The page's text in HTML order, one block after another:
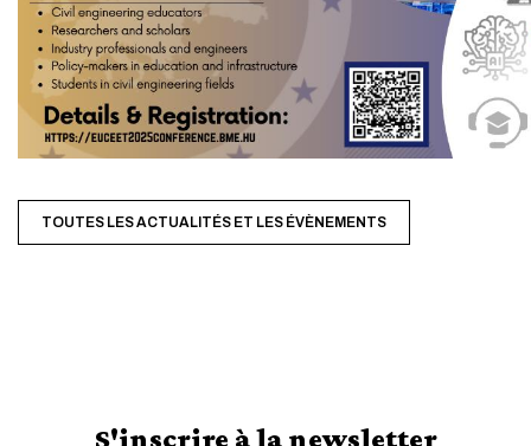
TOUTES LES ACTUALITÉS ET LES ÉVÈNEMENTS
S'inscrire à la newsletter